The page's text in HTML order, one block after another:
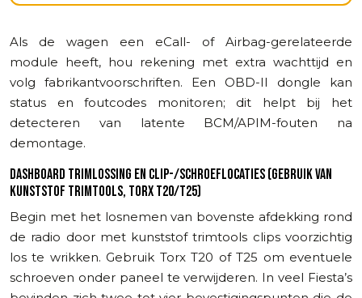
Als de wagen een eCall- of Airbag-gerelateerde
module heeft, hou rekening met extra wachttijd en
volg fabrikantvoorschriften. Een OBD-II dongle kan
status en foutcodes monitoren; dit helpt bij het
detecteren van latente BCM/APIM-fouten na
demontage.
DASHBOARD TRIMLOSSING EN CLIP-/SCHROEFLOCATIES (GEBRUIK VAN
KUNSTSTOF TRIMTOOLS, TORX T20/T25)
Begin met het losnemen van bovenste afdekking rond
de radio door met kunststof trimtools clips voorzichtig
los te wrikken. Gebruik Torx T20 of T25 om eventuele
schroeven onder paneel te verwijderen. In veel Fiesta’s